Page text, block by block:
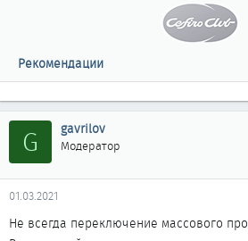
Рекомендации
G gavrilov
Модератор
01.03.2021
Не всегда переключение массового